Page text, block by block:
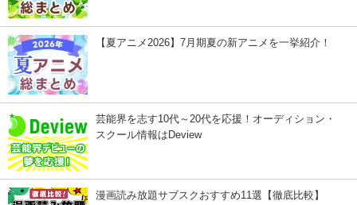
【夏アニメ2026】7月期夏の新アニメを一挙紹介！
芸能界を志す10代～20代を応援！オーディション・
スクール情報はDeview
漫画読み放題サブスクおすすめ11選【徹底比較】